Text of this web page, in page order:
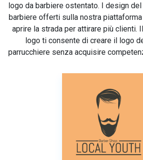
logo da barbiere ostentato. I design
barbiere offerti sulla nostra
aprire la strada per attirare più clienti.
logo ti consente di creare il logo
parrucchiere senza acquisire